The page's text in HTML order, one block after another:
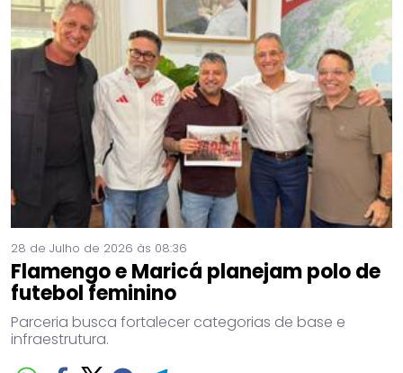
28 de Julho de 2026 às 08:36
Flamengo e Maricá planejam polo de
futebol feminino
Parceria busca fortalecer categorias de base e
infraestrutura.